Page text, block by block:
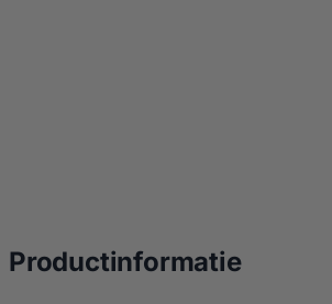
Productinformatieover